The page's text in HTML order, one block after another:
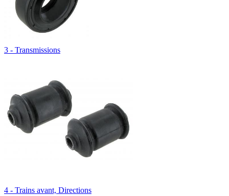
3 - Transmissions
4 - Trains avant, Directions